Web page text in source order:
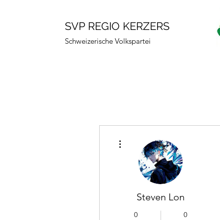
SVP REGIO KERZERS
Schweizerische Volkspartei
Steven Lon
0 0